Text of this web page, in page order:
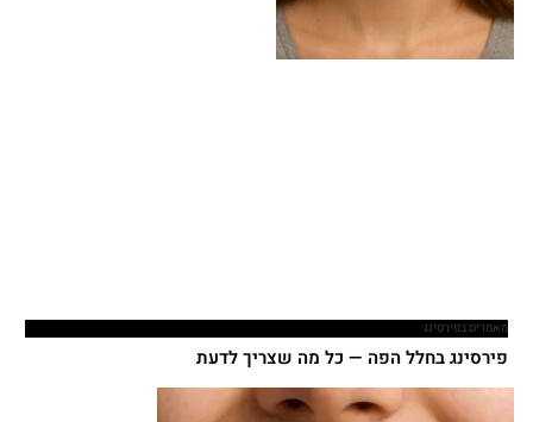
מאמרים בפירסינג
פירסינג בחלל הפה — כל מה שצריך לדעת